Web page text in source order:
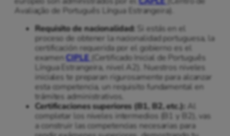
Avaliação de Português Língua Estrangeira).
Requisito de nacionalidad: Si estás en el
proceso de obtener la nacionalidad portuguesa, la
certificación requerida por el gobierno es el
examenCIPLE
(Certificado Inicial de Português
Língua Estrangeira, nivel A2). Nuestros niveles
iniciales te preparan rigurosamente para alcanzar
esta competencia, un requisito fundamental en
trámites administrativos.
Certificaciones superiores (B1, B2, etc.): Al
completar los niveles intermedios (B1 y B2), vas
a construir las competencias necesarias para